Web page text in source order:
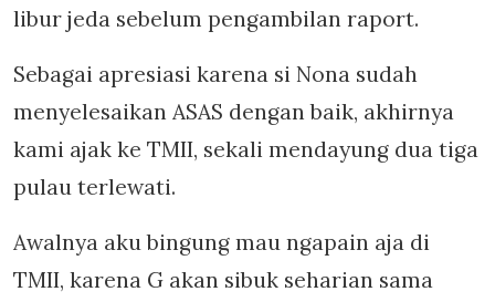
libur jeda sebelum pengambilan raport.
Sebagai apresiasi karena si Nona sudah
menyelesaikan ASAS dengan baik, akhirnya
kami ajak ke TMII, sekali mendayung dua tiga
pulau terlewati.
Awalnya aku bingung mau ngapain aja di
TMII, karena G akan sibuk seharian sama